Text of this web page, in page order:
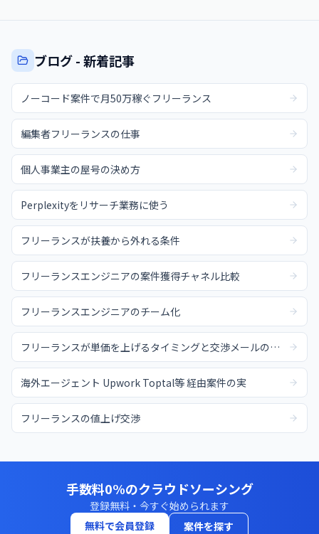
ブログ - 新着記事
ノーコード案件で月50万稼ぐフリーランス
編集者フリーランスの仕事
個人事業主の屋号の決め方
Perplexityをリサーチ業務に使う
フリーランスが扶養から外れる条件
フリーランスエンジニアの案件獲得チャネル比較
フリーランスエンジニアのチーム化
フリーランスが単価を上げるタイミングと交渉メールの例文
海外エージェント Upwork Toptal等 経由案件の実
フリーランスの値上げ交渉
手数料0%のクラウドソーシング
登録無料・今すぐ始められます
無料で会員登録
案件を探す